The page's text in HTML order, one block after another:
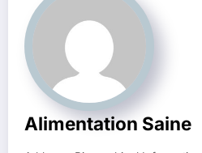
Alimentation Saine